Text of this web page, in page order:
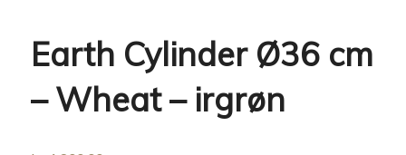
Earth Cylinder Ø36 cm
– Wheat – irgrøn